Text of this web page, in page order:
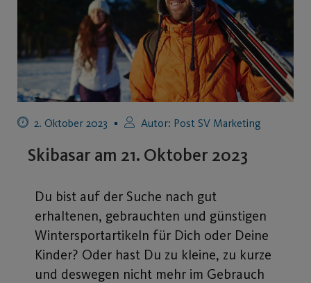
2. Oktober 2023 Autor: Post SV Marketing
Skibasar am 21. Oktober 2023
Du bist auf der Suche nach gut
erhaltenen, gebrauchten und günstigen
Wintersportartikeln für Dich oder Deine
Kinder? Oder hast Du zu kleine, zu kurze
und deswegen nicht mehr im Gebrauch